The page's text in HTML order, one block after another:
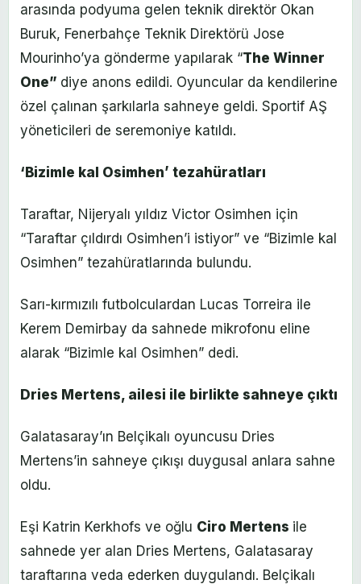
arasında podyuma gelen teknik direktör Okan
Buruk, Fenerbahçe Teknik Direktörü Jose
Mourinho’ya gönderme yapılarak “The Winner
One” diye anons edildi. Oyuncular da kendilerine
özel çalınan şarkılarla sahneye geldi. Sportif AŞ
yöneticileri de seremoniye katıldı.
‘Bizimle kal Osimhen’ tezahüratları
Taraftar, Nijeryalı yıldız Victor Osimhen için
“Taraftar çıldırdı Osimhen’i istiyor” ve “Bizimle kal
Osimhen” tezahüratlarında bulundu.
Sarı-kırmızılı futbolculardan Lucas Torreira ile
Kerem Demirbay da sahnede mikrofonu eline
alarak “Bizimle kal Osimhen” dedi.
Dries Mertens, ailesi ile birlikte sahneye çıktı
Galatasaray’ın Belçikalı oyuncusu Dries
Mertens’in sahneye çıkışı duygusal anlara sahne
oldu.
Eşi Katrin Kerkhofs ve oğlu Ciro Mertens ile
sahnede yer alan Dries Mertens, Galatasaray
taraftarına veda ederken duygulandı. Belçikalı